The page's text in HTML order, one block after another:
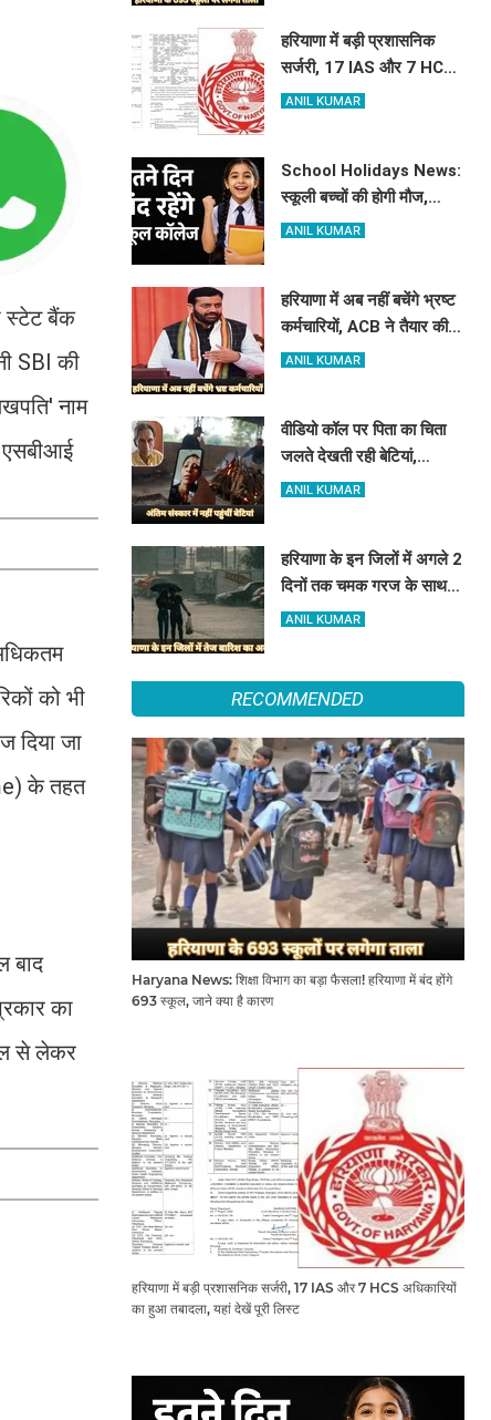
स्टेट बैंक
SBI की
नाम
को भी
दिया जा
के तहत
बाद
का
से लेकर
हरियाणा में बड़ी प्रशासनिक
सर्जरी, 17 IAS और 7 HCS
अधिकारियों का हुआ तबादला,
ANIL KUMAR
School Holidays News:
स्कूली बच्चों की होगी मौज,
हरियाणा में इतने दिन बंद रहेंगे
ANIL KUMAR
हरियाणा में अब नहीं बचेंगे भ्रष्ट
कर्मचारियों, ACB ने तैयार की
रिपोर्ट, इस विभाग में मिली सबसे
ANIL KUMAR
वीडियो कॉल पर पिता का चिता
जलते देखती रही बेटियां,
₹5100 भेजकर बोलीं- अस्थियां
ANIL KUMAR
हरियाणा के इन जिलों में अगले 2
दिनों तक चमक गरज के साथ
होगी बारिश, पढ़े IMD का
ANIL KUMAR
RECOMMENDED
Haryana News: शिक्षा विभाग का बड़ा फैसला! हरियाणा में बंद होंगे
693 स्कूल, जाने क्या है कारण
हरियाणा में बड़ी प्रशासनिक सर्जरी, 17 IAS और 7 HCS अधिकारियों
का हुआ तबादला, यहां देखें पूरी लिस्ट